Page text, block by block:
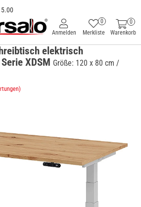
0
Warenkorb
Merkliste
0
Anmelden
elektrisch
XDSM Größe: 120 x 80 cm /